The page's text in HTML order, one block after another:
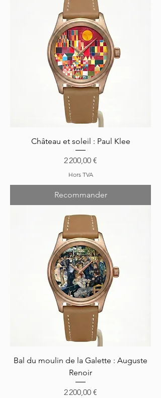
Château et soleil : Paul Klee
Prix
2 200,00 €
Hors TVA
Recommander
Bal du moulin de la Galette : Auguste
Renoir
Prix
2 200,00 €